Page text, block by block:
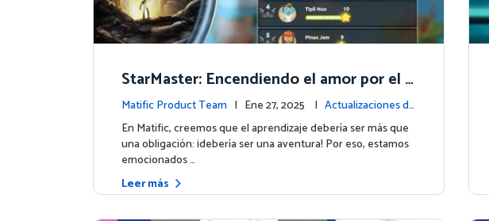
StarMaster: Encendiendo el amor por el a
prendizaje a través de la competencia am
istosa
Matific Product Team | Ene 27, 2025 | Actualizaciones de
la plataforma
En Matific, creemos que el aprendizaje debería ser más que
una obligación: ¡debería ser una aventura! Por eso, estamos
emocionados …
Leer más